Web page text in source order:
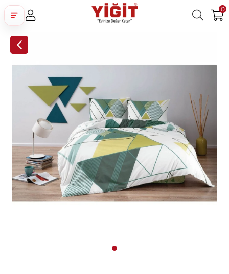
0
Google İle Bağlan